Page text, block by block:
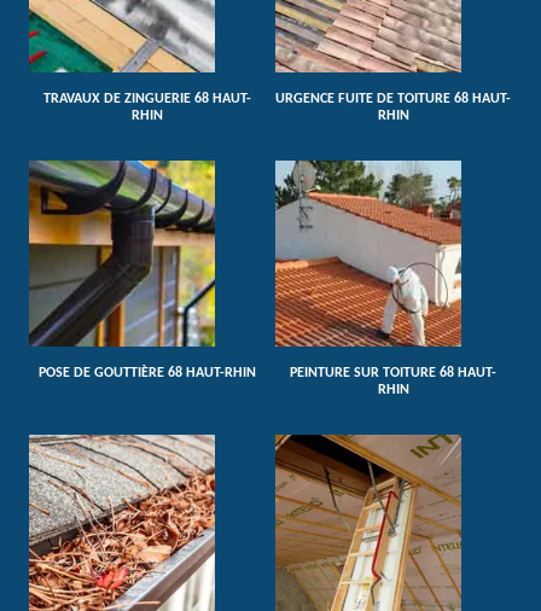
TRAVAUX DE ZINGUERIE 68 HAUT-
RHIN
URGENCE FUITE DE TOITURE 68 HAUT-
RHIN
POSE DE GOUTTIÈRE 68 HAUT-RHIN
PEINTURE SUR TOITURE 68 HAUT-
RHIN